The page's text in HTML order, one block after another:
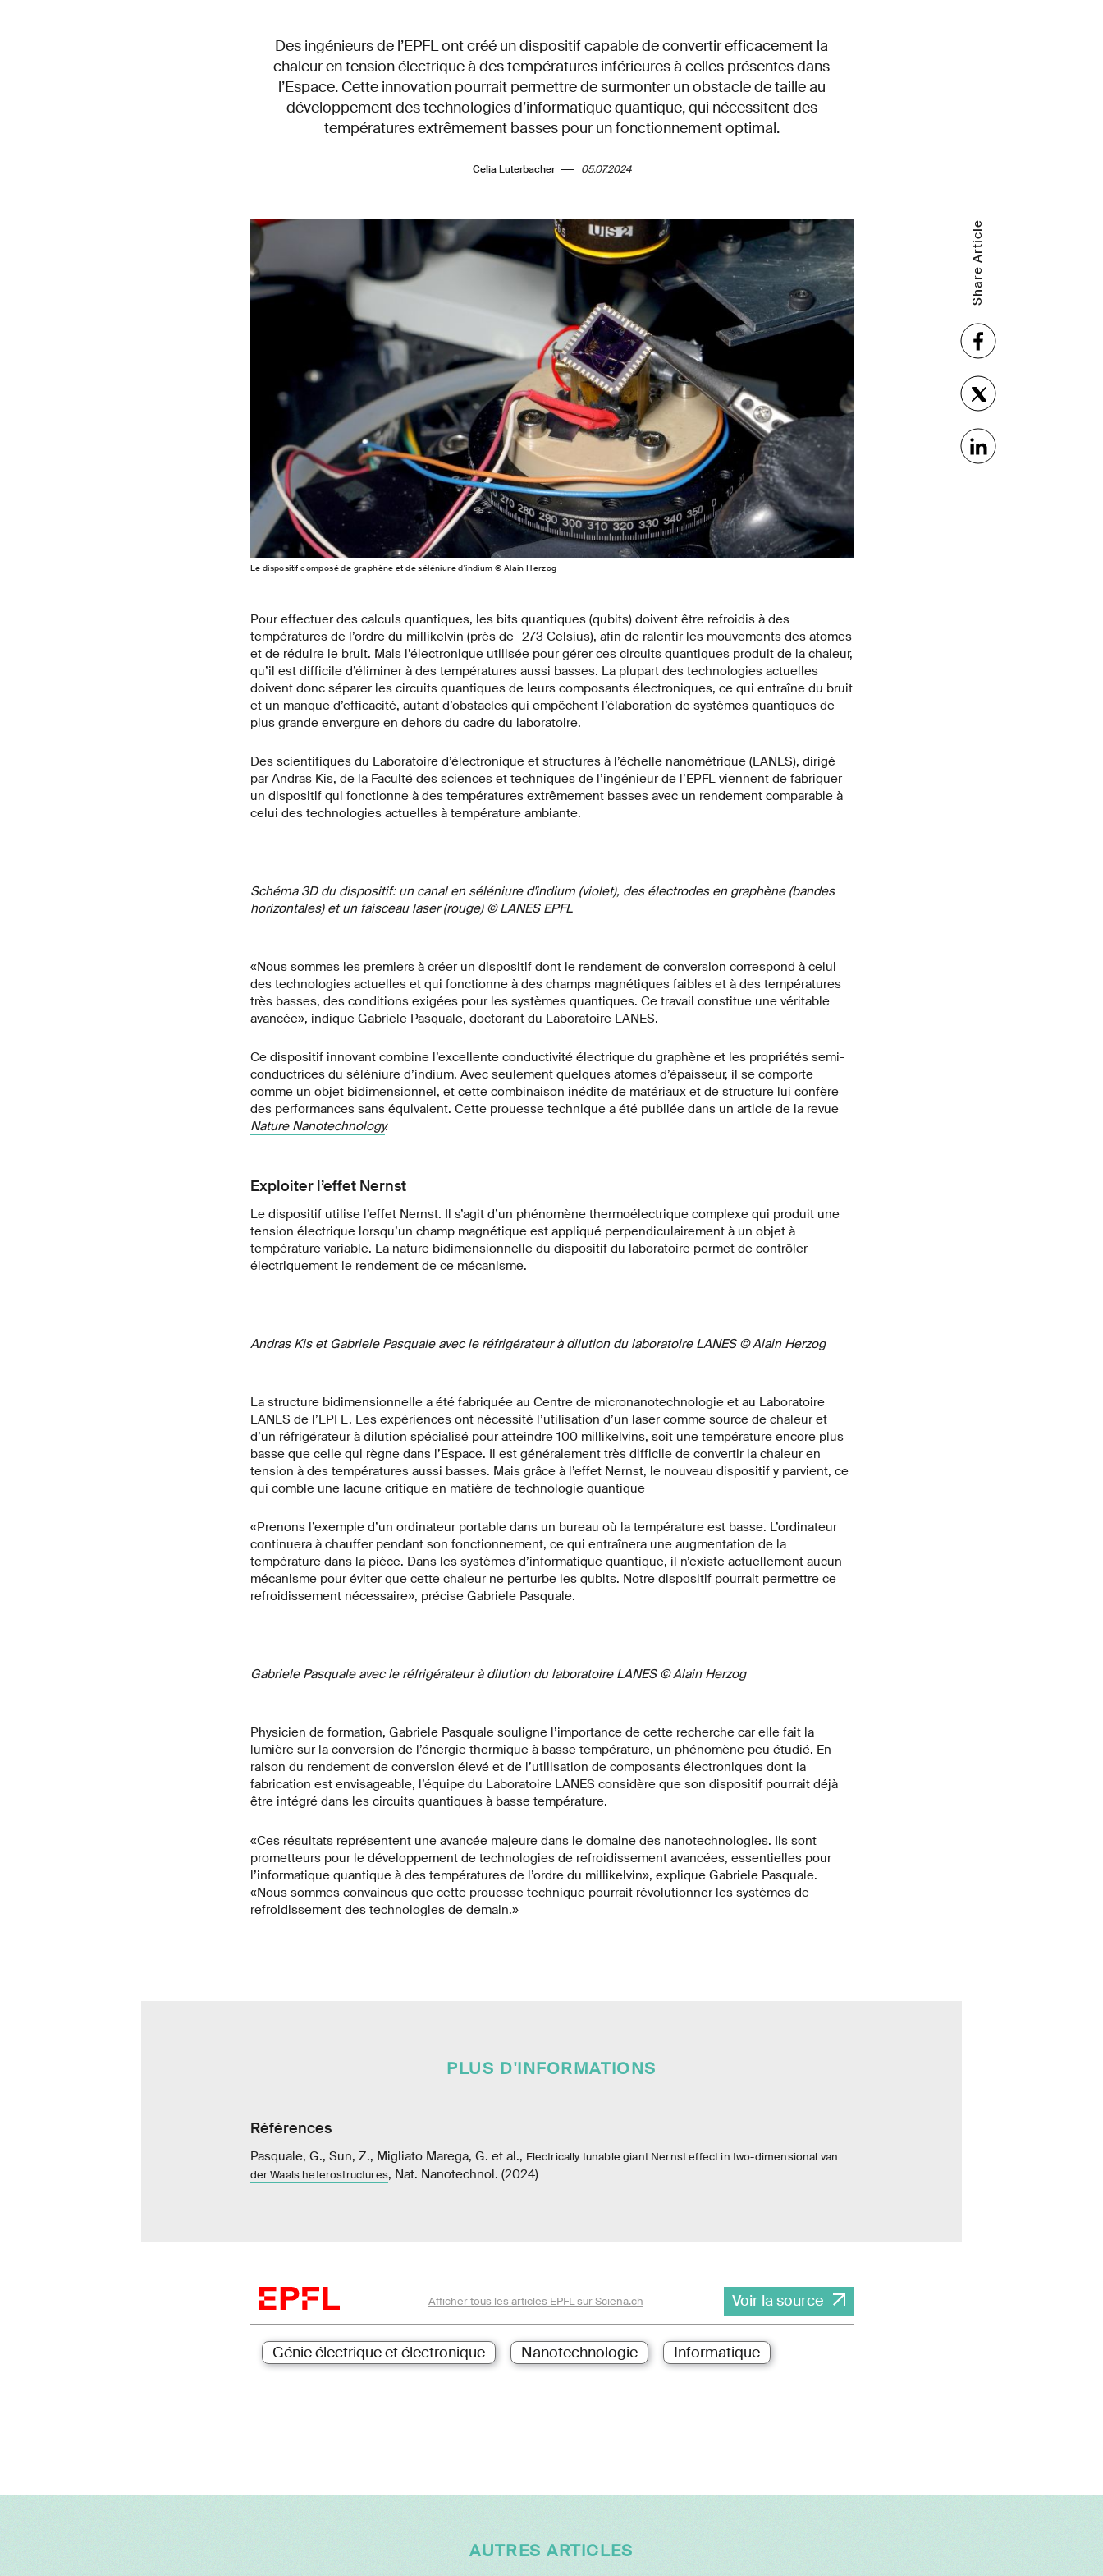
Des ingénieurs de l’EPFL ont créé un dispositif capable de convertir efficacement la
chaleur en tension électrique à des températures inférieures à celles présentes dans
l’Espace. Cette innovation pourrait permettre de surmonter un obstacle de taille au
développement des technologies d’informatique quantique, qui nécessitent des
températures extrêmement basses pour un fonctionnement optimal.
Celia Luterbacher 05.07.2024
Le dispositif composé de graphène et de séléniure d'indium © Alain Herzog
Share Article
Pour effectuer des calculs quantiques, les bits quantiques (qubits) doivent être refroidis à des
températures de l’ordre du millikelvin (près de -273 Celsius), afin de ralentir les mouvements des atomes
et de réduire le bruit. Mais l’électronique utilisée pour gérer ces circuits quantiques produit de la chaleur,
qu’il est difficile d’éliminer à des températures aussi basses. La plupart des technologies actuelles
doivent donc séparer les circuits quantiques de leurs composants électroniques, ce qui entraîne du bruit
et un manque d’efficacité, autant d’obstacles qui empêchent l’élaboration de systèmes quantiques de
plus grande envergure en dehors du cadre du laboratoire.
Des scientifiques du Laboratoire d’électronique et structures à l’échelle nanométrique (LANES), dirigé
par Andras Kis, de la Faculté des sciences et techniques de l’ingénieur de l’EPFL viennent de fabriquer
un dispositif qui fonctionne à des températures extrêmement basses avec un rendement comparable à
celui des technologies actuelles à température ambiante.
Schéma 3D du dispositif: un canal en séléniure d'indium (violet), des électrodes en graphène (bandes
horizontales) et un faisceau laser (rouge) © LANES EPFL
«Nous sommes les premiers à créer un dispositif dont le rendement de conversion correspond à celui
des technologies actuelles et qui fonctionne à des champs magnétiques faibles et à des températures
très basses, des conditions exigées pour les systèmes quantiques. Ce travail constitue une véritable
avancée», indique Gabriele Pasquale, doctorant du Laboratoire LANES.
Ce dispositif innovant combine l’excellente conductivité électrique du graphène et les propriétés semi-
conductrices du séléniure d’indium. Avec seulement quelques atomes d’épaisseur, il se comporte
comme un objet bidimensionnel, et cette combinaison inédite de matériaux et de structure lui confère
des performances sans équivalent. Cette prouesse technique a été publiée dans un article de la revue
Nature Nanotechnology.
Exploiter l’effet Nernst
Le dispositif utilise l’effet Nernst. Il s’agit d’un phénomène thermoélectrique complexe qui produit une
tension électrique lorsqu’un champ magnétique est appliqué perpendiculairement à un objet à
température variable. La nature bidimensionnelle du dispositif du laboratoire permet de contrôler
électriquement le rendement de ce mécanisme.
Andras Kis et Gabriele Pasquale avec le réfrigérateur à dilution du laboratoire LANES © Alain Herzog
La structure bidimensionnelle a été fabriquée au Centre de micronanotechnologie et au Laboratoire
LANES de l’EPFL. Les expériences ont nécessité l’utilisation d’un laser comme source de chaleur et
d’un réfrigérateur à dilution spécialisé pour atteindre 100 millikelvins, soit une température encore plus
basse que celle qui règne dans l’Espace. Il est généralement très difficile de convertir la chaleur en
tension à des températures aussi basses. Mais grâce à l’effet Nernst, le nouveau dispositif y parvient, ce
qui comble une lacune critique en matière de technologie quantique
«Prenons l’exemple d’un ordinateur portable dans un bureau où la température est basse. L’ordinateur
continuera à chauffer pendant son fonctionnement, ce qui entraînera une augmentation de la
température dans la pièce. Dans les systèmes d’informatique quantique, il n’existe actuellement aucun
mécanisme pour éviter que cette chaleur ne perturbe les qubits. Notre dispositif pourrait permettre ce
refroidissement nécessaire», précise Gabriele Pasquale.
Gabriele Pasquale avec le réfrigérateur à dilution du laboratoire LANES © Alain Herzog
Physicien de formation, Gabriele Pasquale souligne l’importance de cette recherche car elle fait la
lumière sur la conversion de l’énergie thermique à basse température, un phénomène peu étudié. En
raison du rendement de conversion élevé et de l’utilisation de composants électroniques dont la
fabrication est envisageable, l’équipe du Laboratoire LANES considère que son dispositif pourrait déjà
être intégré dans les circuits quantiques à basse température.
«Ces résultats représentent une avancée majeure dans le domaine des nanotechnologies. Ils sont
prometteurs pour le développement de technologies de refroidissement avancées, essentielles pour
l’informatique quantique à des températures de l’ordre du millikelvin», explique Gabriele Pasquale.
«Nous sommes convaincus que cette prouesse technique pourrait révolutionner les systèmes de
refroidissement des technologies de demain.»
PLUS D'INFORMATIONS
Références
Pasquale, G., Sun, Z., Migliato Marega, G. et al., Electrically tunable giant Nernst effect in two-dimensional van
der Waals heterostructures, Nat. Nanotechnol. (2024)
Afficher tous les articles EPFL sur Sciena.ch Voir la source
Génie électrique et électronique Nanotechnologie Informatique
AUTRES ARTICLES